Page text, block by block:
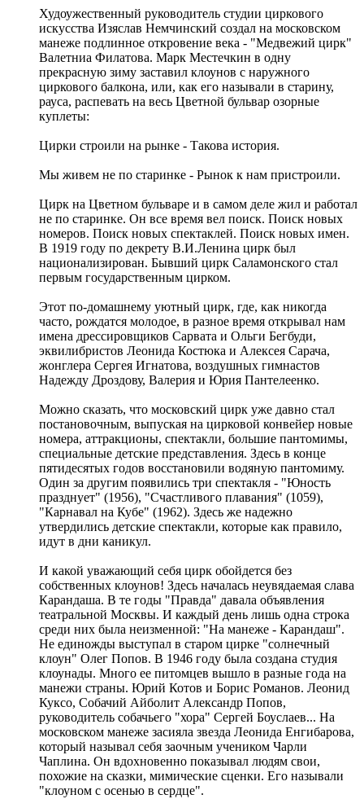
Худоужественный руководитель студии циркового
искусства Изяслав Немчинский создал на московском
манеже подлинное откровение века - "Медвежий цирк"
Валетниа Филатова. Марк Местечкин в одну
прекрасную зиму заставил клоунов с наружного
циркового балкона, или, как его называли в старину,
рауса, распевать на весь Цветной бульвар озорные
куплеты:
Цирки строили на рынке - Такова история.
Мы живем не по старинке - Рынок к нам пристроили.
Цирк на Цветном бульваре и в самом деле жил и работал
не по старинке. Он все время вел поиск. Поиск новых
номеров. Поиск новых спектаклей. Поиск новых имен.
В 1919 году по декрету В.И.Ленина цирк был
национализирован. Бывший цирк Саламонского стал
первым государственным цирком.
Этот по-домашнему уютный цирк, где, как никогда
часто, рождатся молодое, в разное время открывал нам
имена дрессировщиков Сарвата и Ольги Бегбуди,
эквилибристов Леонида Костюка и Алексея Сарача,
жонглера Сергея Игнатова, воздушных гимнастов
Надежду Дроздову, Валерия и Юрия Пантелеенко.
Можно сказать, что московский цирк уже давно стал
постановочным, выпуская на цирковой конвейер новые
номера, аттракционы, спектакли, большие пантомимы,
специальные детские представления. Здесь в конце
пятидесятых годов восстановили водяную пантомиму.
Один за другим появились три спектакля - "Юность
празднует" (1956), "Счастливого плавания" (1059),
"Карнавал на Кубе" (1962). Здесь же надежно
утвердились детские спектакли, которые как правило,
идут в дни каникул.
И какой уважающий себя цирк обойдется без
собственных клоунов! Здесь началась неувядаемая слава
Карандаша. В те годы "Правда" давала объявления
театральной Москвы. И каждый день лишь одна строка
среди них была неизменной: "На манеже - Карандаш".
Не единожды выступал в старом цирке "солнечный
клоун" Олег Попов. В 1946 году была создана студия
клоунады. Много ее питомцев вышло в разные года на
манежи страны. Юрий Котов и Борис Романов. Леонид
Куксо, Собачий Айболит Александр Попов,
руководитель собачьего "хора" Сергей Боуслаев... На
московском манеже засияла звезда Леонида Енгибарова,
который называл себя заочным учеником Чарли
Чаплина. Он вдохновенно показывал людям свои,
похожие на сказки, мимические сценки. Его называли
"клоуном с осенью в сердце".